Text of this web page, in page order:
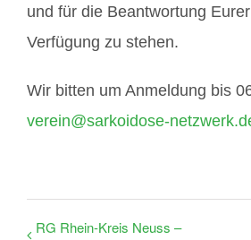
und für die Beantwortung
Verfügung zu stehen.
Wir bitten um Anmeldung bis
verein@sarkoidose-
RG Rhein-Kreis Neuss –